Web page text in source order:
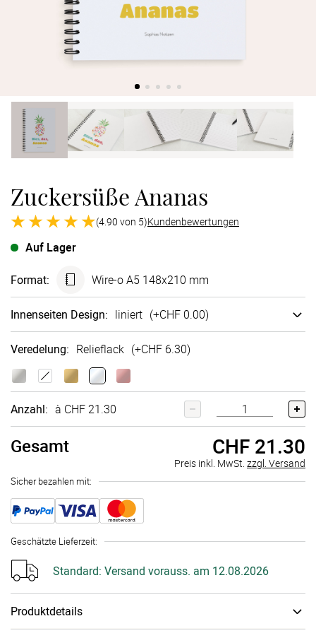
Zuckersüße Ananas
(4.90 von 5)Kundenbewertungen
Auf Lager
Format: Wire-o A5 148x210 mm
Innen­seiten Design: liniert (+CHF 0.00)
Veredelung: Relieflack (+CHF 6.30)
Anzahl: à CHF 21.30
Gesamt CHF 21.30
Preis inkl. MwSt. zzgl. Versand
Sicher bezahlen mit:
Geschätzte Lieferzeit:
Standard: Versand vorauss. am 12.08.2026
Produktdetails